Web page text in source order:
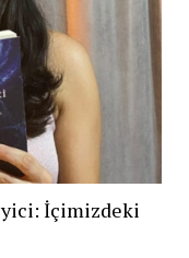
İçimizdeki